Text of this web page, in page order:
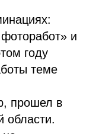
фоторабот» и
году
теме
прошел в
области.